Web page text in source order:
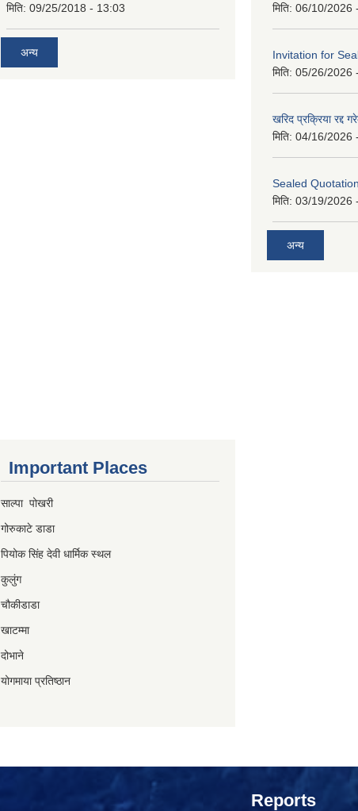
मिति: 09/25/2018 - 13:03
अन्य
मिति: 06/10/2026
Invitation for
मिति: 05/26/2026
खरिद प्रक्रिया रद्द
मिति: 04/16/2026
Sealed
मिति: 03/19/2026
अन्य
Important Places
साल्पा पोखरी
गोरुकाटे डाडा
पियोक सिंह देवी धार्मिक स्थल
कुलुंग
चौकीडाडा
खाटम्मा
दोभाने
योगमाया प्रतिष्ठान
Reports